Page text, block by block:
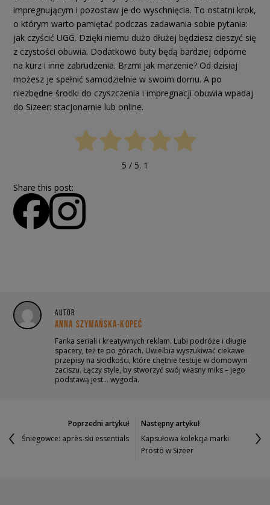
impregnującym i pozostaw je do wyschnięcia. To ostatni krok,
o którym warto pamiętać podczas zadawania sobie pytania:
jak czyścić UGG. Dzięki niemu dużo dłużej będziesz cieszyć się
z czystości obuwia. Dodatkowo buty będą bardziej odporne
na kurz i inne zabrudzenia. Brzmi jak marzenie? Od dzisiaj
możesz je spełnić samodzielnie w swoim domu. A po
niezbędne środki do czyszczenia i impregnacji obuwia wpadaj
do Sizeer: stacjonarnie lub online.
5 / 5. 1
Share this post:
AUTOR
ANNA SZYMAŃSKA-KOPEĆ
Fanka seriali i kreatywnych reklam. Lubi podróże i długie
spacery, też te po górach. Uwielbia wyszukiwać ciekawe
przepisy na słodkości, które chętnie testuje w domowym
zaciszu. Łączy style, by stworzyć swój własny miks – jego
podstawą jest… wygoda.
Poprzedni artykuł
Śniegowce: après-ski essentials
Następny artykuł
Kapsułowa kolekcja marki
Prosto w Sizeer